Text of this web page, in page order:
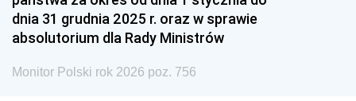
dnia 31 grudnia 2025 r. oraz w sprawie
absolutorium dla Rady Ministrów
Monitor Polski rok 2026 poz. 756